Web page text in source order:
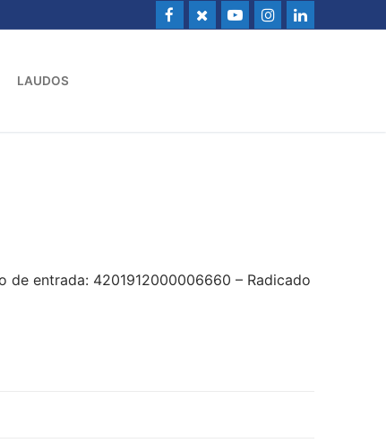
LAUDOS
de entrada: 4201912000006660 – Radicado